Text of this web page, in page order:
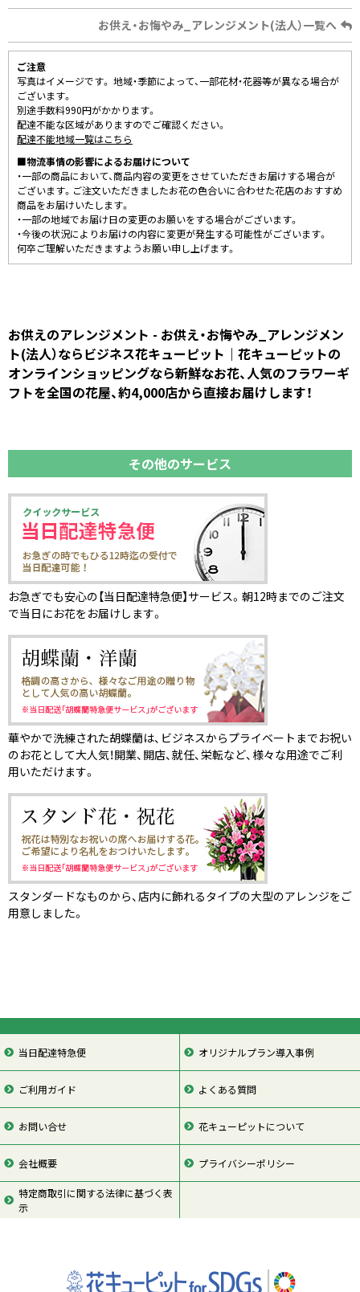
お供え・お悔やみ_アレンジメント(法人）一覧へ
ご注意
写真はイメージです。 地域・季節によって、一部花材・花器等が異なる場合が
ございます。
別途手数料990円がかかります。
配達不能な区域がありますのでご確認ください。
配達不能地域一覧はこちら
■物流事情の影響によるお届けについて
・一部の商品において、商品内容の変更をさせていただきお届けする場合が
ございます。ご注文いただきましたお花の色合いに合わせた花店のおすすめ
商品をお届けいたします。
・一部の地域でお届け日の変更のお願いをする場合がございます。
・今後の状況によりお届けの内容に変更が発生する可能性がございます。
何卒ご理解いただきますようお願い申し上げます。
お供えのアレンジメント - お供え・お悔やみ_アレンジメン
ト(法人）ならビジネス花キューピット｜花キューピットの
オンラインショッピングなら新鮮なお花、人気のフラワーギ
フトを全国の花屋、約4,000店から直接お届けします！
その他のサービス
お急ぎでも安心の【当日配達特急便】サービス。朝12時までのご注文
で当日にお花をお届けします。
華やかで洗練された胡蝶蘭は、ビジネスからプライベートまでお祝い
のお花として大人気！開業、開店、就任、栄転など、様々な用途でご利
用いただけます。
スタンダードなものから、店内に飾れるタイプの大型のアレンジをご
用意しました。
当日配達特急便 オリジナルプラン導入事例
ご利用ガイド よくある質問
お問い合せ 花キューピットについて
会社概要 プライバシーポリシー
特定商取引に関する法律に基づく表
示